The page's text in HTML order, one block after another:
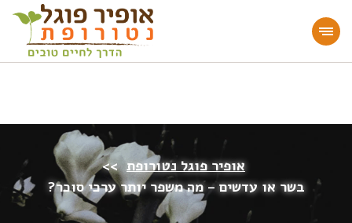
מעוניינים להעמיק או להתחיל דרך חיים בריאה?
הצטרפו לאתר!
אופיר פוגל נטורופת >>
בשר או עדשים – מה משפר יותר ערכי סוכר?